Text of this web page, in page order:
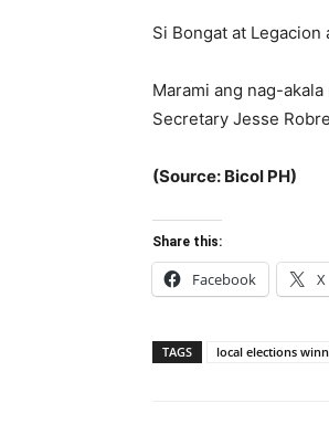
Si Bongat at
Marami ang nag-
Secretary Jesse
(Source: Bicol PH)
Share this:
Facebook X
TAGS local elections